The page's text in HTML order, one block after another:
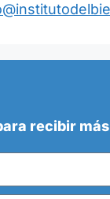
recibir